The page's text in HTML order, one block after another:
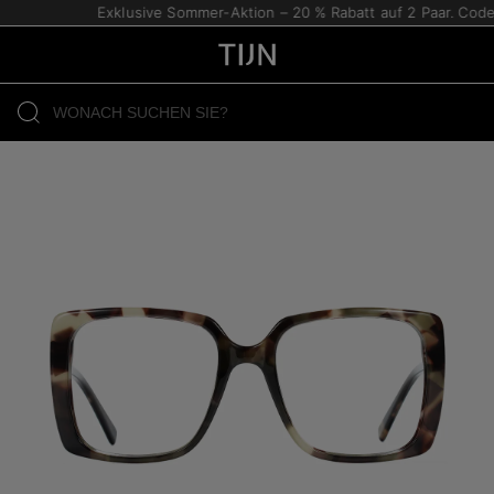
Exklusive Sommer-Aktion – 20 % Rabatt auf 2 Paar. Code: